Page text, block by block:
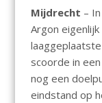
b
o
o
k
Mijdrecht –
Argon
scoorde in
nog een
eindstand op